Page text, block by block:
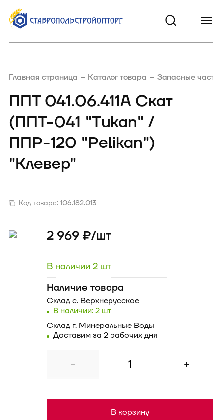
Главная страница Каталог товара Запасные части
ППТ 041.06.411А Скат
(ППТ-041 "Tukan" /
ППР-120 "Pelikan")
"Клевер"
Код товара: 106.182.013
2 969 ₽/шт
В наличии 2 шт
Наличие товара
Складс. Верхнерусское
В наличии: 2 шт
Склад г. Минеральные Воды
Доставим за 2 рабочих дня
- +
В корзину